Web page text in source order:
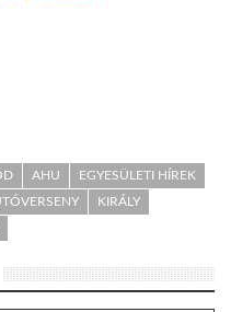
AHU
EGYESÜLETI HÍREK
KIRÁLY